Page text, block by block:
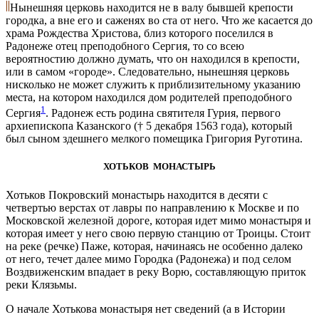
Нынешняя церковь находится не в валу бывшей крепости
городка, а вне его и саженях во ста от него. Что же касается до
храма Рождества Христова, близ которого поселился в
Радонеже отец преподобного Сергия, то со всею
вероятностию должно думать, что он находился в крепости,
или в самом «городе». Следовательно, нынешняя церковь
нисколько не может служить к приблизительному указанию
места, на котором находился дом родителей преподобного
Сергия1 . Радонеж есть родина святителя Гурия, первого
архиепископа Казанского († 5 декабря 1563 года), который
был сыном здешнего мелкого помещика Григория Руготина.
ХОТЬКОВ МОНАСТЫРЬ
Хотьков Покровский монастырь находится в десяти с
четвертью верстах от лавры по направлению к Москве и по
Московской железной дороге, которая идет мимо монастыря и
которая имеет у него свою первую станцию от Троицы. Стоит
на реке (речке) Паже, которая, начинаясь не особенно далеко
от него, течет далее мимо Городка (Радонежа) и под селом
Воздвиженским впадает в реку Ворю, составляющую приток
реки Клязьмы.
О начале Хотькова монастыря нет сведений (а в Истории